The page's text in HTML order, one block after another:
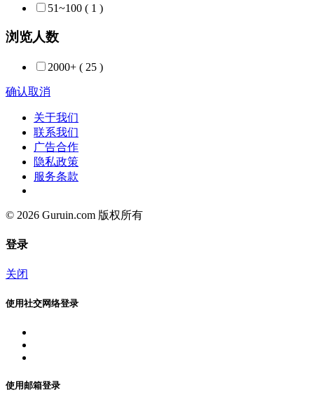
51~100 ( 1 )
浏览人数
2000+ ( 25 )
确认取消
关于我们
联系我们
广告合作
隐私政策
服务条款
© 2026 Guruin.com 版权所有
登录
关闭
使用社交网络登录
使用邮箱登录